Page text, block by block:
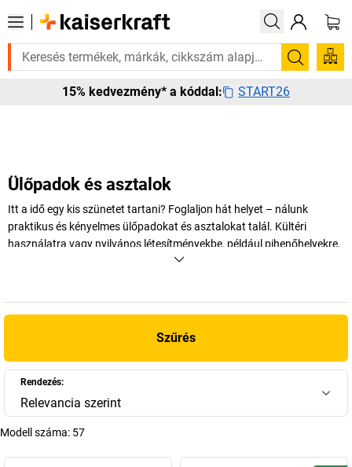
szüksége van rá? Válogatott bestseller termékeinket 3–4
Keresés
15% kedvezmény* a kóddal: START26
Ülőpadok és asztalok
Itt a idő egy kis szünetet tartani? Foglaljon hát helyet – nálunk
praktikus és kényelmes ülőpadokat és asztalokat talál. Kültéri
használatra vagy nyilvános létesítményekbe, például pihenőhelyekre,
parkokba vagy sétálóutcákba. De akár állatkertekben vagy
Szűrés
Rendezés:
Relevancia szerint
Modell száma: 57